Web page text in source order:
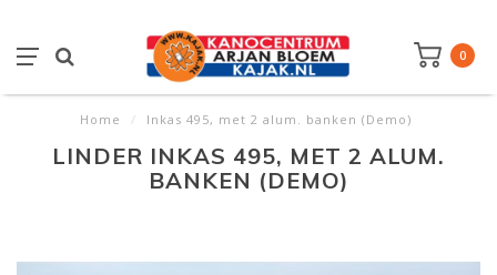
0
Home / Inkas 495, met 2 alum. banken (Demo)
LINDER INKAS 495, MET 2 ALUM.
BANKEN (DEMO)